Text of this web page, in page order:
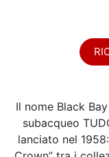
Il nome Black
subacqueo
lanciato nel